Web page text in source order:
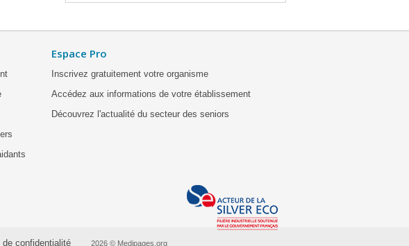
Espace Pro
Inscrivez gratuitement votre organisme
Accédez aux informations de votre établissement
Découvrez l'actualité du secteur des seniors
de confidentialité 2026 © Medipages.org